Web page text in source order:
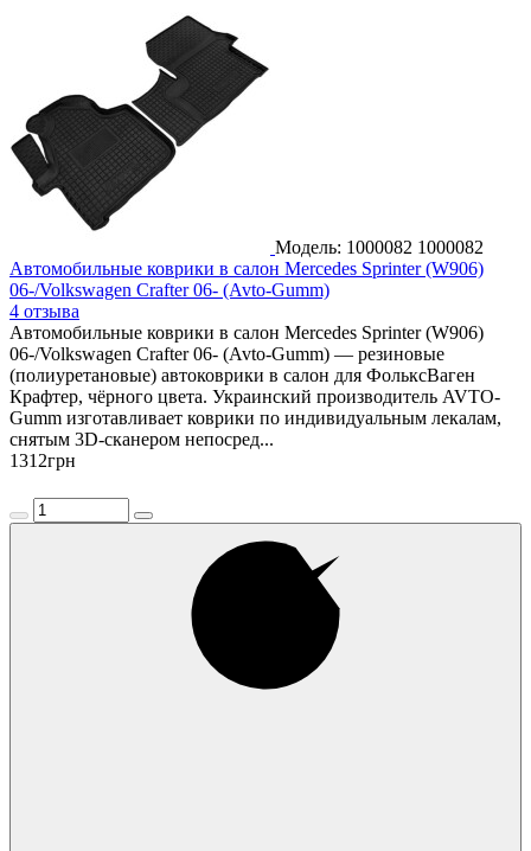
Модель: 1000082 1000082
Автомобильные коврики в салон Mercedes Sprinter (W906)
06-/Volkswagen Crafter 06- (Avto-Gumm)
4 отзыва
Автомобильные коврики в салон Mercedes Sprinter (W906)
06-/Volkswagen Crafter 06- (Avto-Gumm) — резиновые
(полиуретановые) автоковрики в салон для ФольксВаген
Крафтер, чёрного цвета. Украинский производитель AVTO-
Gumm изготавливает коврики по индивидуальным лекалам,
снятым 3D-сканером непосред...
1312грн